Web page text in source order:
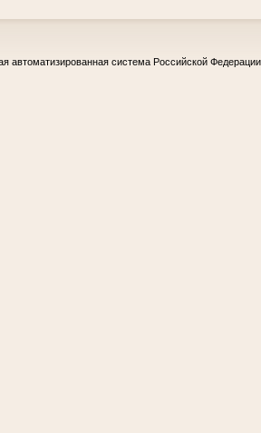
автоматизированная система Российской